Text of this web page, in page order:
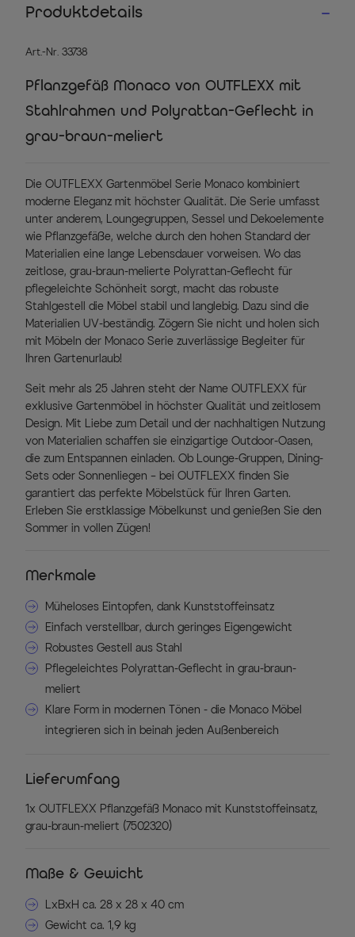
Produktdetails
Art.-Nr. 33738
Pflanzgefäß Monaco von OUTFLEXX mit
Stahlrahmen und Polyrattan-Geflecht in
grau-braun-meliert
Die OUTFLEXX Gartenmöbel Serie Monaco kombiniert
moderne Eleganz mit höchster Qualität. Die Serie umfasst
unter anderem, Loungegruppen, Sessel und Dekoelemente
wie Pflanzgefäße, welche durch den hohen Standard der
Materialien eine lange Lebensdauer vorweisen. Wo das
zeitlose, grau-braun-melierte Polyrattan-Geflecht für
pflegeleichte Schönheit sorgt, macht das robuste
Stahlgestell die Möbel stabil und langlebig. Dazu sind die
Materialien UV-beständig. Zögern Sie nicht und holen sich
mit Möbeln der Monaco Serie zuverlässige Begleiter für
Ihren Gartenurlaub!
Seit mehr als 25 Jahren steht der Name OUTFLEXX für
exklusive Gartenmöbel in höchster Qualität und zeitlosem
Design. Mit Liebe zum Detail und der nachhaltigen Nutzung
von Materialien schaffen sie einzigartige Outdoor-Oasen,
die zum Entspannen einladen. Ob Lounge-Gruppen, Dining-
Sets oder Sonnenliegen – bei OUTFLEXX finden Sie
garantiert das perfekte Möbelstück für Ihren Garten.
Erleben Sie erstklassige Möbelkunst und genießen Sie den
Sommer in vollen Zügen!
Merkmale
Müheloses Eintopfen, dank Kunststoffeinsatz
Einfach verstellbar, durch geringes Eigengewicht
Robustes Gestell aus Stahl
Pflegeleichtes Polyrattan-Geflecht in grau-braun-
meliert
Klare Form in modernen Tönen - die Monaco Möbel
integrieren sich in beinah jeden Außenbereich
Lieferumfang
1x OUTFLEXX Pflanzgefäß Monaco mit Kunststoffeinsatz,
grau-braun-meliert (7502320)
Maße & Gewicht
LxBxH ca. 28 x 28 x 40 cm
Gewicht ca. 1,9 kg